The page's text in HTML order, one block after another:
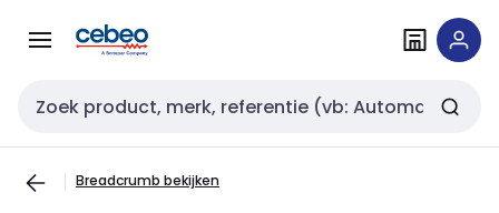
naar
naar
Zoekveld invoer
Breadcrumb bekijken